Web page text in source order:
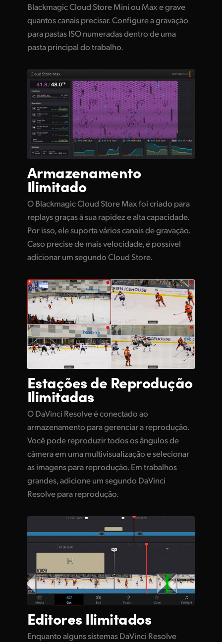
Blackmagic Cloud Store Mini ou Max e grave
quantos canais precisar. Configure a gravação
para pastas ISO numeradas dentro de uma
pasta principal do trabalho.
Armazenamento
Ilimitado
O Blackmagic Cloud Store Max foi criado para
replays graças à sua rapidez e alta capacidade.
Por isso, ele suporta vários canais de gravação.
Caso precise de mais velocidade, é possível
adicionar um segundo Cloud Store.
Estações de Reprodução
Ilimitadas
O DaVinci Resolve é conectado ao
armazenamento para gerenciar a reprodução.
Você pode reproduzir todos os ângulos de
câmera em uma multivisualização e selecionar
as imagens para reprodução. Em trabalhos
grandes, adicione um segundo DaVinci
Resolve para reprodução.
EditoresIlimitados
Enquanto alguns sistemas DaVinci Resolve